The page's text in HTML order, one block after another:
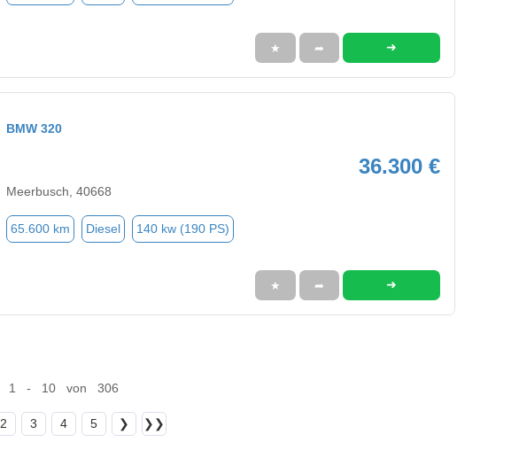
★ ➦ ➜
BMW 320
36.300 €
Meerbusch, 40668
65.600 km Diesel 140 kw (190 PS)
★ ➦ ➜
1 - 10 von 306
2 3 4 5 ❯ ❯❯